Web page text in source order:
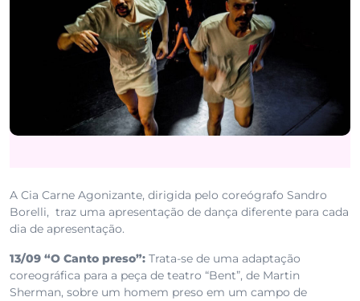
A Cia Carne Agonizante, dirigida pelo coreógrafo Sandro
Borelli, traz uma apresentação de dança diferente para cada
dia de apresentação.
13/09 “O Canto preso”: Trata-se de uma adaptação
coreográfica para a peça de teatro “Bent”, de Martin
Sherman, sobre um homem preso em um campo de